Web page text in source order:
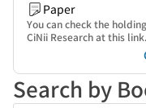
Paper
You can check the
CiNii Research at this link.
Search by